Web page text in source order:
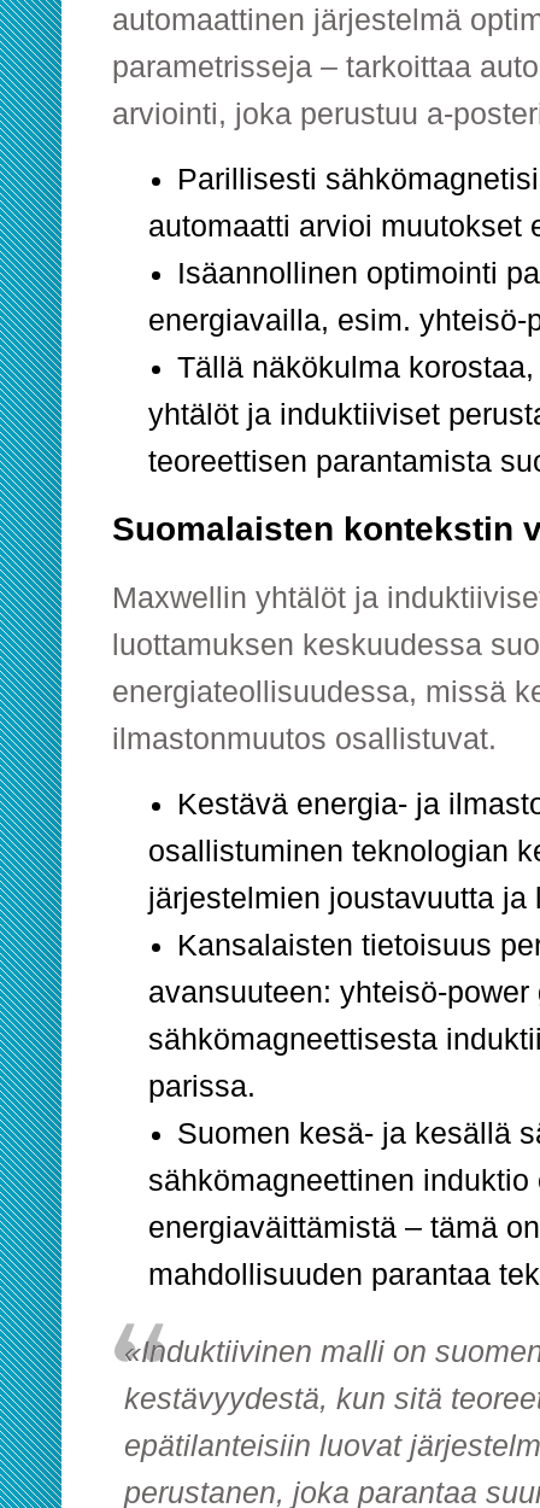
automaattinen järjestelmä
parametrisseja – tarkoittaa
arviointi, joka perustuu a-
Parillisesti
automaatti arvioi muutokset
Isäannollinen optimointi
energiavailla, esim. yhteisö-
Tällä näkökulma
yhtälöt ja induktiiviset
teoreettisen parantamista
Suomalaisten kontekstin
Maxwellin yhtälöt ja
luottamuksen keskuudessa
energiateollisuudessa, missä
ilmastonmuutos osallistuvat.
Kestävä energia- ja
osallistuminen teknologian
järjestelmien joustavuutta ja
Kansalaisten tietoisuus
avansuuteen: yhteisö-
sähkömagneettisesta
parissa.
Suomen kesä- ja kesällä
sähkömagneettinen induktio
energiaväittämistä – tämä
mahdollisuuden parantaa
«Induktiivinen malli on
kestävyydestä, kun sitä
epätilanteisiin luovat
perustanen, joka parantaa